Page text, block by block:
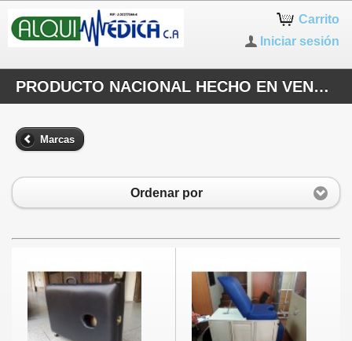
Carrito
Iniciar sesión
PRODUCTO NACIONAL HECHO EN VENEZUELA
Marcas
Ordenar por